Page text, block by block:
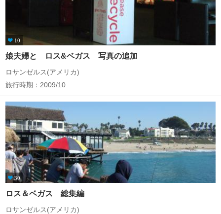
10
娘夫婦と ロス&ベガス 写真の追加
ロサンゼルス(アメリカ)
旅行時期：2009/10
30
ロス＆ベガス 総集編
ロサンゼルス(アメリカ)